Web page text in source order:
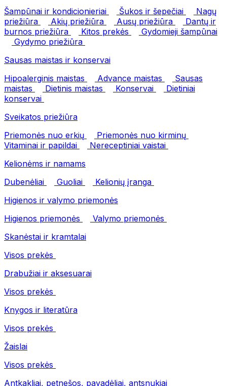
Šampūnai ir kondicionieriai
Šukos ir šepečiai
Nagų
priežiūra
Akių priežiūra Ausų priežiūra
Dantų ir
burnos priežiūra
Kitos prekės
Gydomieji šampūnai
Gydymo priežiūra
Sausas maistas ir konservai
Hipoalerginis maistas
Advance maistas
Sausas
maistas
Dietinis maistas Konservai
Dietiniai
konservai
Sveikatos priežiūra
Priemonės nuo erkių
Priemonės nuo kirminų
Vitaminai ir papildai
Nereceptiniai vaistai
Kelionėms ir namams
Dubenėliai
Guoliai
Kelionių įranga
Higienos ir valymo priemonės
Higienos priemonės
Valymo priemonės
Skanėstai ir kramtalai
Visos prekės
Drabužiai ir aksesuarai
Visos prekės
Knygos ir literatūra
Visos prekės
Žaislai
Visos prekės
Antkakliai, petnešos, pavadėliai, antsnukiai